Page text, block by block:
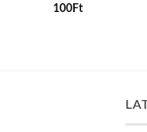
100Ft